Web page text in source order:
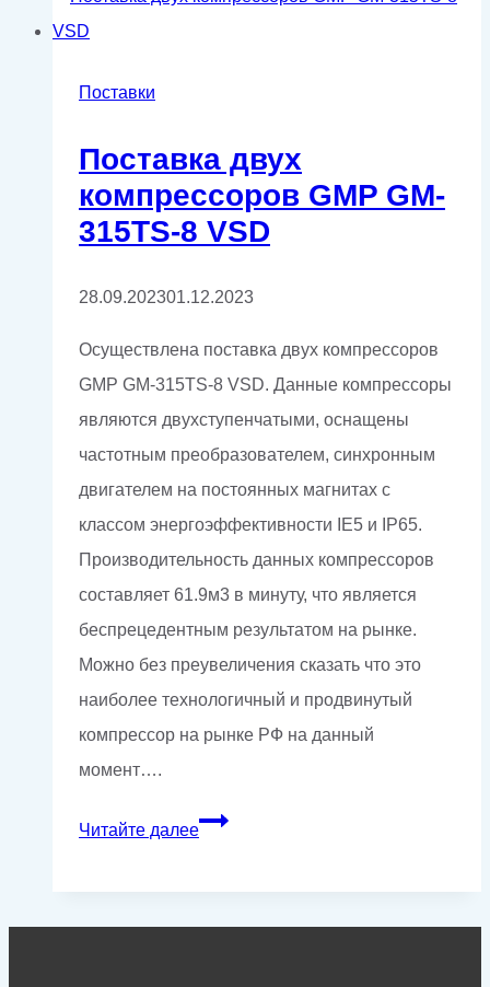
Поставки
Поставка двух
компрессоров GMP GM-
315TS-8 VSD
28.09.202301.12.2023
Осуществлена поставка двух компрессоров
GMP GM-315TS-8 VSD. Данные компрессоры
являются двухступенчатыми, оснащены
частотным преобразователем, синхронным
двигателем на постоянных магнитах с
классом энергоэффективности IE5 и IP65.
Производительность данных компрессоров
составляет 61.9м3 в минуту, что является
беспрецедентным результатом на рынке.
Можно без преувеличения сказать что это
наиболее технологичный и продвинутый
компрессор на рынке РФ на данный
момент….
Читайте далееПоставка
компрессоров
GMP